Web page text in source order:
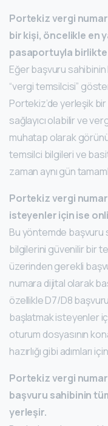
Portekiz vergi
bir kişi, öncelikle en
pasaportuyla
Eğer başvuru
“vergi temsilcisi”
Portekiz’de yerleşik
sağlayıcı olabilir ve
muhatap olarak
temsilci bilgileri ve
zaman aynı gün
Portekiz vergi
isteyenler için ise
Bu yöntemde başvuru
bilgilerini güvenilir bir
üzerinden gerekli
numara dijital olarak
özellikle D7/D8
başlatmak isteyenler
oturum dosyasının
hazırlığı gibi adımları
Portekiz vergi
başvuru sahibinin
yerleşir.